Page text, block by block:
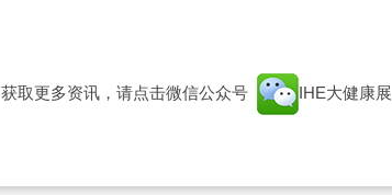
获取更多资讯，请点击微信公众号 IHE大健康展